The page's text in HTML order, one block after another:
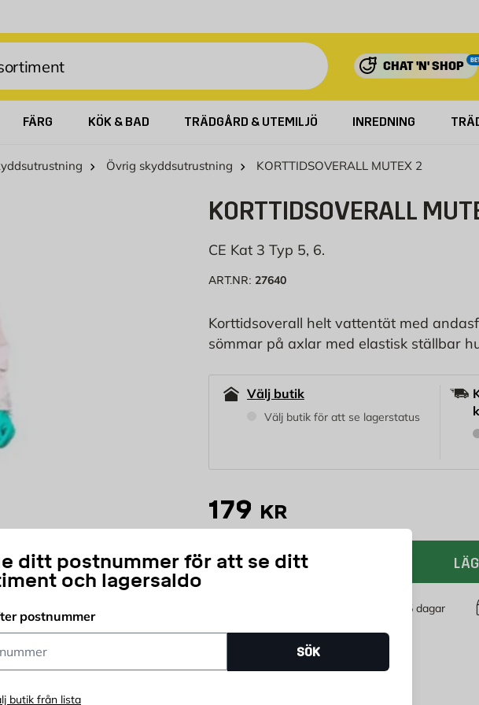
CHAT 'N' SHOP
ditt postnummer för att se ditt
och lagersaldo
postnummer
SÖK
butik från lista
FÄRG KÖK & BAD TRÄDGÅRD & UTEMILJÖ INREDNING
Övrig skyddsutrustning KORTTIDSOVERALL MUTEX 2
KORTTIDSOVERALL
CE Kat 3 Typ 5, 6.
ART.NR: 27640
Korttidsoverall helt vattentät med
sömmar på axlar med elastisk ställbar
Välj butik
Välj butik för att se lagerstatus
179 KR
st
Öppet köp i 365 dagar